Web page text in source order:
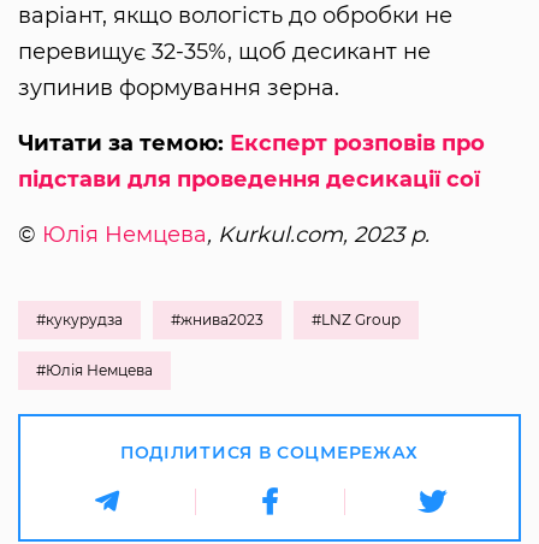
варіант, якщо вологість до обробки не
перевищує 32-35%, щоб десикант не
зупинив формування зерна.
Читати за темою: Експерт розповів про
підстави для проведення десикації сої
© Юлія Немцева, Kurkul.com, 2023 р.
#кукурудза #жнива2023 #LNZ Group
#Юлія Немцева
ПОДІЛИТИСЯ В СОЦМЕРЕЖАХ